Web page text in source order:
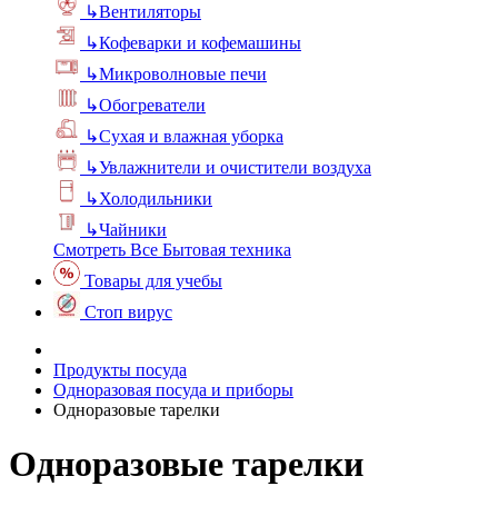
↳Вентиляторы
↳Кофеварки и кофемашины
↳Микроволновые печи
↳Обогреватели
↳Сухая и влажная уборка
↳Увлажнители и очистители воздуха
↳Холодильники
↳Чайники
Смотреть Все Бытовая техника
Товары для учебы
Стоп вирус
Продукты посуда
Одноразовая посуда и приборы
Одноразовые тарелки
Одноразовые тарелки